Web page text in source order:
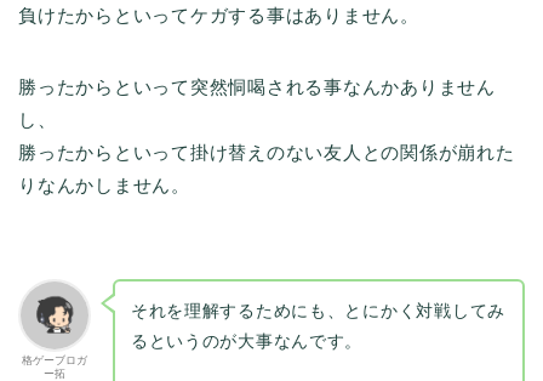
負けたからといってケガする事はありません。
勝ったからといって突然恫喝される事なんかありません
し、
勝ったからといって掛け替えのない友人との関係が崩れた
りなんかしません。
格ゲーブロガ
ー拓
それを理解するためにも、とにかく対戦してみ
るというのが大事なんです。